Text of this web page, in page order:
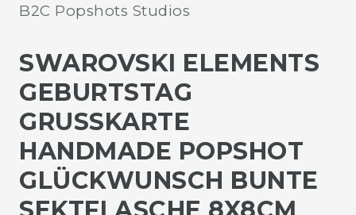
B2C Popshots Studios
SWAROVSKI ELEMENTS
GEBURTSTAG
GRUSSKARTE H
ANDMADE POPSHOT G
LÜCKWUNSCH BUNTE S